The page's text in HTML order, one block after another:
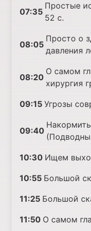
07:35
Простые
52 с.
08:05
Просто о
давления
08:20
О самом
хирургия
09:15 Угрозы
09:40
10:30 Ищем
10:55 Большой
11:25 Большой
11:50 О самом